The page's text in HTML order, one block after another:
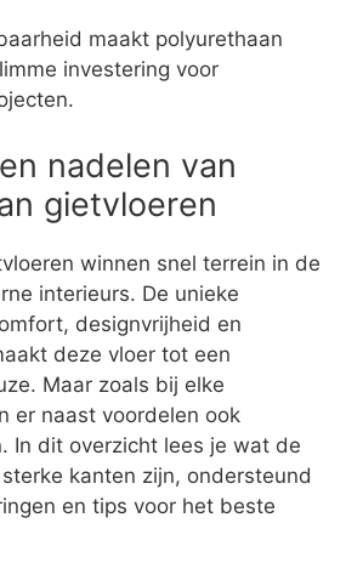
maakt polyurethaan
investering voor
nadelen van
gietvloeren
winnen snel terrein in de
interieurs. De unieke
designvrijheid en
deze vloer tot een
Maar zoals bij elke
er naast voordelen ook
In dit overzicht lees je wat de
kanten zijn, ondersteund
en tips voor het beste